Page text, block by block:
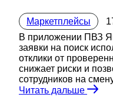
Маркетплейсы
В приложении ПВЗ
заявки на поиск
отклики от
снижает риски и
сотрудников на
Читать дальше